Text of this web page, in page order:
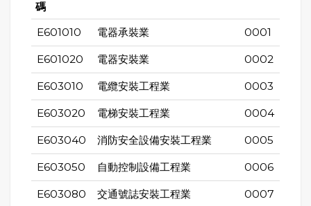
碼
E601010 電器承裝業 0001
E601020 電器安裝業 0002
E603010 電纜安裝工程業 0003
E603020 電梯安裝工程業 0004
E603040 消防安全設備安裝工程業 0005
E603050 自動控制設備工程業 0006
E603080 交通號誌安裝工程業 0007